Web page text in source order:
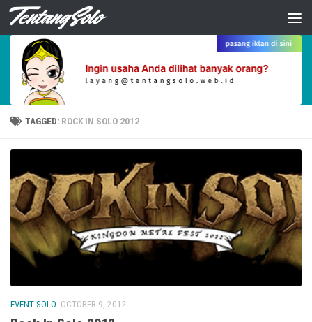
Skip to content
TAGGED: ROCK IN SOLO 2012
EVENT SOLO OCTOBER 9, 2012